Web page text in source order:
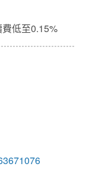
低至0.15%